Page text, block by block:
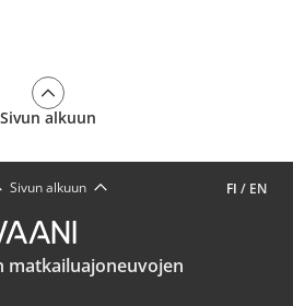
Sivun alkuun
FI / EN
Sivun alkuun
matkailuajoneuvojen